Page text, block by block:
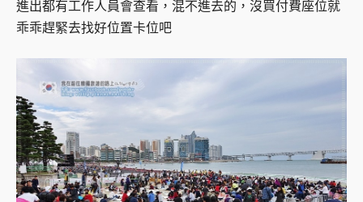
進出都有工作人員會查看，混不進去的，沒買付費座位就
乖乖趕緊去找好位置卡位吧